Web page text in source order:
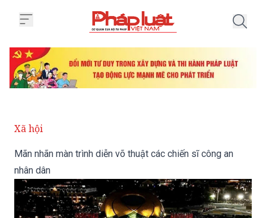
Xã hội
Mãn nhãn màn trình diễn võ thuật các chiến sĩ công an
nhân dân